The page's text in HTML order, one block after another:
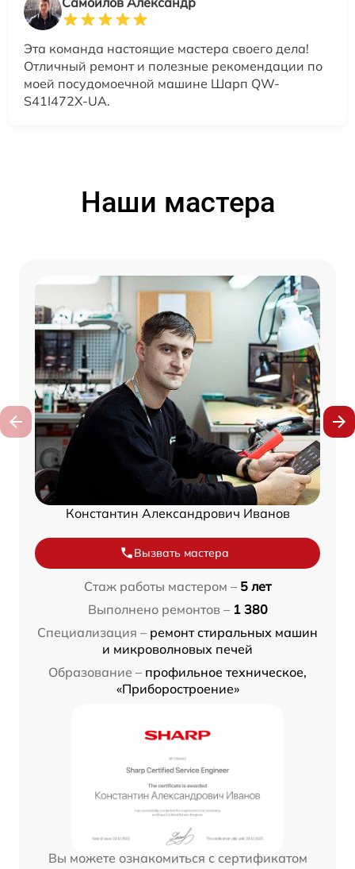
Эта команда настоящие мастера своего дела!
Отличный ремонт и полезные рекомендации по
моей посудомоечной машине Шарп QW-
S41I472X-UA.
Наши мастера
Константин Александрович Иванов
Вызвать мастера
Стаж работы мастером – 5 лет
Выполнено ремонтов – 1 380
Специализация – ремонт стиральных машин
и микроволновых печей
Образование – профильное техническое,
«Приборостроение»
Вы можете ознакомиться с сертификатом